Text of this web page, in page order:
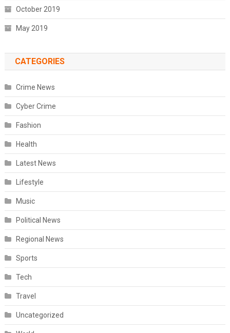
October 2019
May 2019
CATEGORIES
Crime News
Cyber Crime
Fashion
Health
Latest News
Lifestyle
Music
Political News
Regional News
Sports
Tech
Travel
Uncategorized